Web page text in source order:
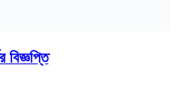
বিজ্ঞপ্তি